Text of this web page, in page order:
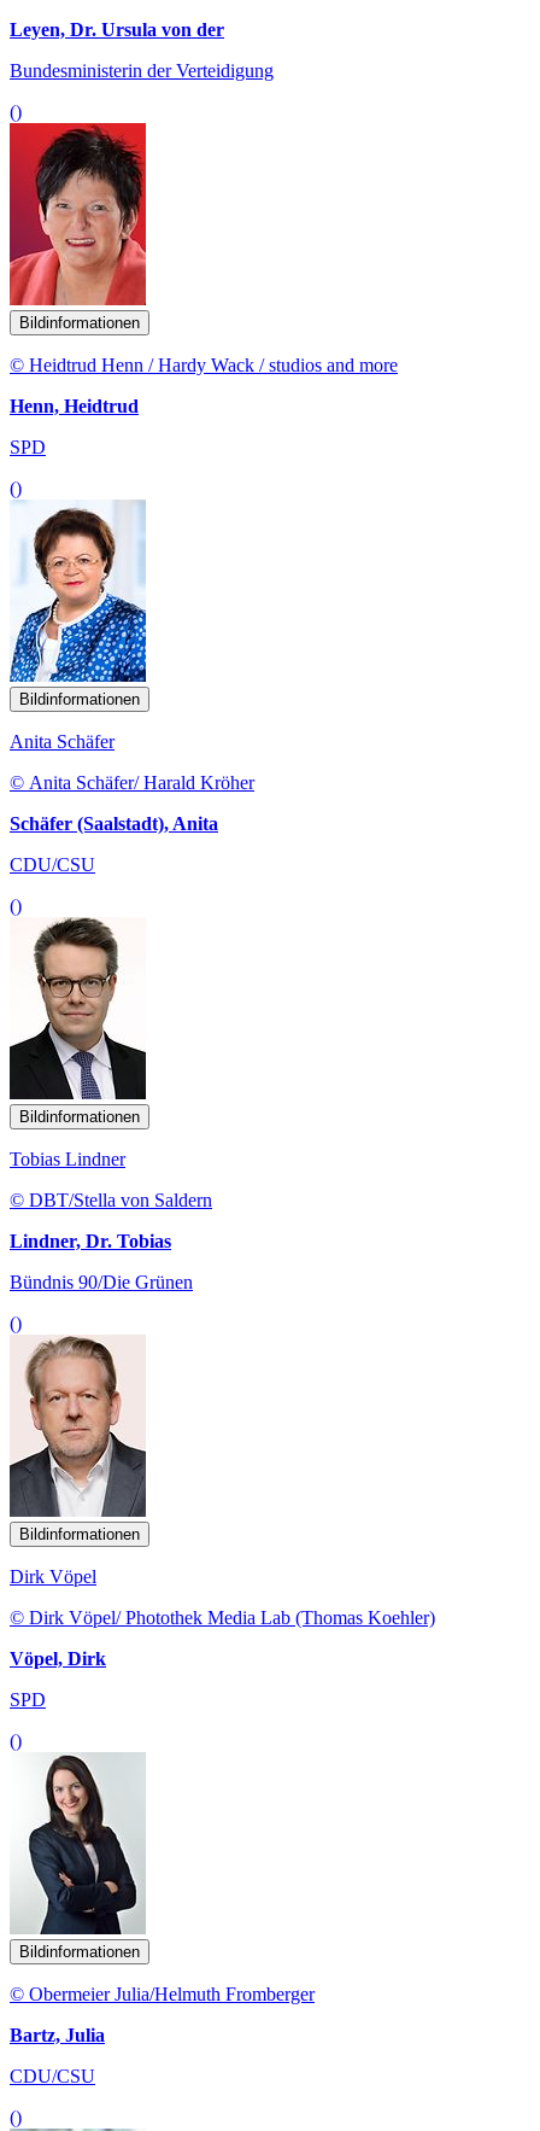
Leyen, Dr. Ursula von der
Bundesministerin der Verteidigung
()
Bildinformationen
© Heidtrud Henn / Hardy Wack / studios and more
Henn, Heidtrud
SPD
()
Bildinformationen
Anita Schäfer
© Anita Schäfer/ Harald Kröher
Schäfer (Saalstadt), Anita
CDU/CSU
()
Bildinformationen
Tobias Lindner
© DBT/Stella von Saldern
Lindner, Dr. Tobias
Bündnis 90/Die Grünen
()
Bildinformationen
Dirk Vöpel
© Dirk Vöpel/ Photothek Media Lab (Thomas Koehler)
Vöpel, Dirk
SPD
()
Bildinformationen
© Obermeier Julia/Helmuth Fromberger
Bartz, Julia
CDU/CSU
()